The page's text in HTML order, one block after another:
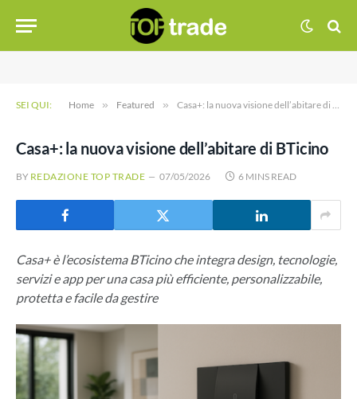
SEI QUI: Home » Featured » Casa+: la nuova visione dell’abitare di BTicino
Casa+: la nuova visione dell’abitare di BTicino
BY REDAZIONE TOP TRADE 07/05/2026 6 MINS READ
Casa+ è l’ecosistema BTicino che integra design, tecnologie,
servizi e app per una casa più efficiente, personalizzabile,
protetta e facile da gestire